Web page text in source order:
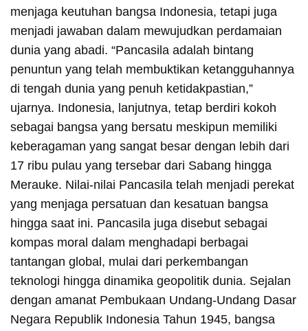
menjaga keutuhan bangsa Indonesia, tetapi juga
menjadi jawaban dalam mewujudkan perdamaian
dunia yang abadi. “Pancasila adalah bintang
penuntun yang telah membuktikan ketangguhannya
di tengah dunia yang penuh ketidakpastian,”
ujarnya. Indonesia, lanjutnya, tetap berdiri kokoh
sebagai bangsa yang bersatu meskipun memiliki
keberagaman yang sangat besar dengan lebih dari
17 ribu pulau yang tersebar dari Sabang hingga
Merauke. Nilai-nilai Pancasila telah menjadi perekat
yang menjaga persatuan dan kesatuan bangsa
hingga saat ini. Pancasila juga disebut sebagai
kompas moral dalam menghadapi berbagai
tantangan global, mulai dari perkembangan
teknologi hingga dinamika geopolitik dunia. Sejalan
dengan amanat Pembukaan Undang-Undang Dasar
Negara Republik Indonesia Tahun 1945, bangsa